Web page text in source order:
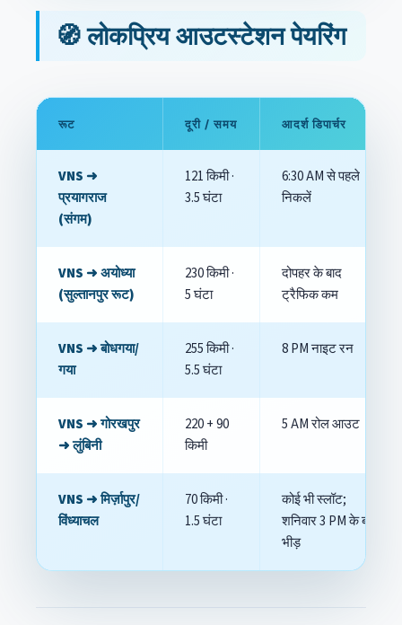
🧭 लोकप्रिय आउटस्टेशन पेयरिंग
रूट दूरी / समय आदर्श डिपार्चर
VNS ➜
प्रयागराज
(संगम)
121 किमी ·
3.5 घंटा
6:30 AM से पहले
निकलें
VNS ➜ अयोध्या
(सुल्तानपुर रूट)
230 किमी ·
5 घंटा
दोपहर के बाद
ट्रैफिक कम
VNS ➜ बोधगया/
गया
255 किमी ·
5.5 घंटा
8 PM नाइट रन
VNS ➜ गोरखपुर
➜ लुंबिनी
220 + 90
किमी
5 AM रोल आउट
VNS ➜ मिर्ज़ापुर/
विंध्याचल
70 किमी ·
1.5 घंटा
कोई भी स्लॉट;
शनिवार 3 PM के बाद
भीड़